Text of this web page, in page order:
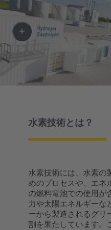
水素技術とは？
水素技術には、水素の
めのプロセスや、エネ
の燃料電池での使用が
力や太陽エネルギーな
ーから製造されるグリ
割を果たしています。